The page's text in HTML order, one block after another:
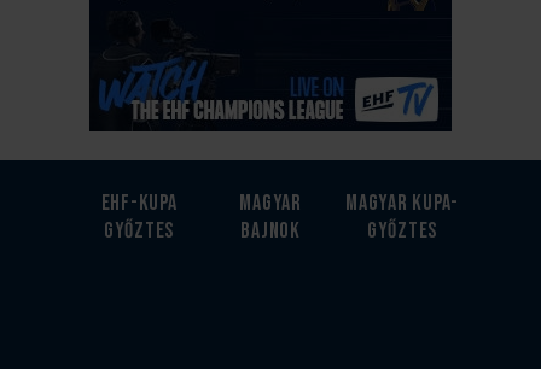
EHF-Kupa
győztes
Magyar
bajnok
Magyar kupa-
győztes